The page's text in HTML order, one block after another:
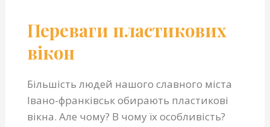
Переваги пластикових
вікон
Більшість людей нашого славного міста
Івано-франківськ обирають пластикові
вікна. Але чому? В чому їх особливість?